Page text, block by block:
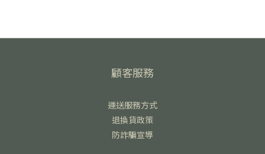
顧客服務
運送服務方式
退換貨政策
防詐騙宣導